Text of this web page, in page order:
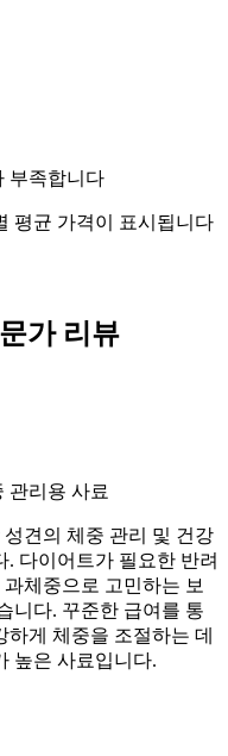
부족합니다
평균 가격이 표시됩니다
가 리뷰
관리용 사료
견의 체중 관리 및 건강
다이어트가 필요한 반려
체중으로 고민하는 보
니다. 꾸준한 급여를 통
게 체중을 조절하는 데
높은 사료입니다.